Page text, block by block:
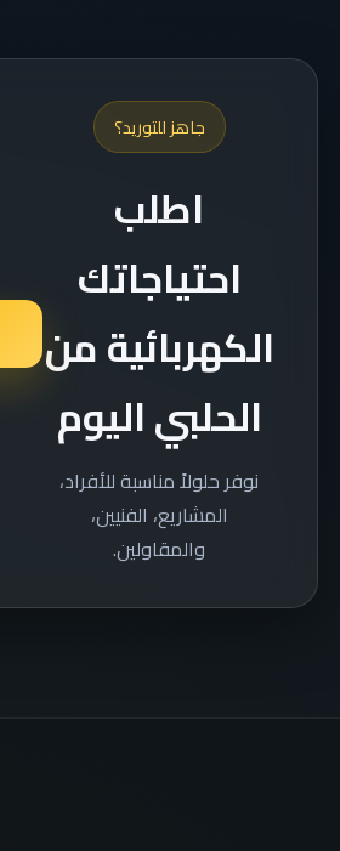
جاهز للتوريد؟
اطلب
احتياجاتك
الكهربائية من
الحلبي اليوم
نوفر حلولاً مناسبة للأفراد،
المشاريع، الفنيين،
والمقاولين.